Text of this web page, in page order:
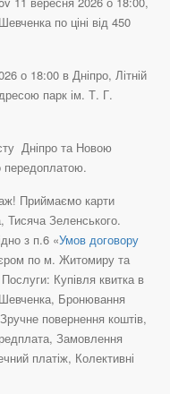
по ціні від 450
о 18:00 в Дніпро, Літній
парк ім. Т. Г.
Дніпро та Новою
передоплатою.
Приймаємо карти
Зеленського.
з п.6 «Умов договору
по м. Житомиру та
Купівля квитка в
Бронювання
повернення коштів,
Замовлення
платіж, Колективні